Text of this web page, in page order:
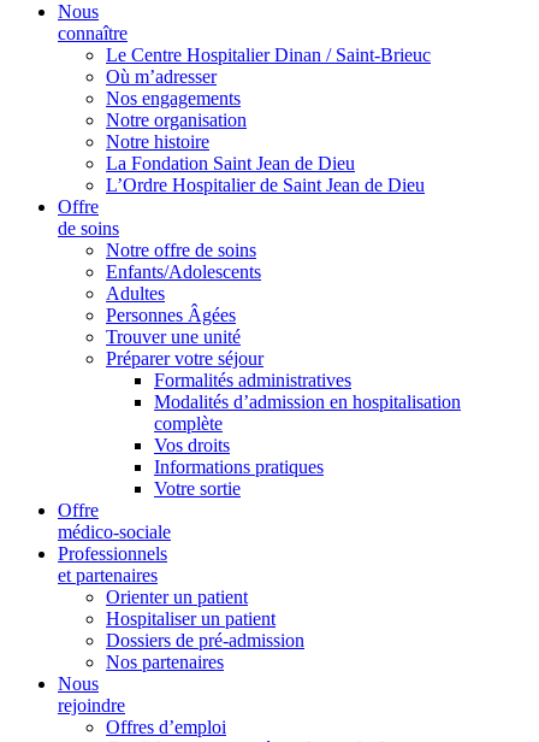
Nous
connaître
Le Centre Hospitalier Dinan / Saint-Brieuc
Où m’adresser
Nos engagements
Notre organisation
Notre histoire
La Fondation Saint Jean de Dieu
L’Ordre Hospitalier de Saint Jean de Dieu
Offre
de soins
Notre offre de soins
Enfants/Adolescents
Adultes
Personnes Âgées
Trouver une unité
Préparer votre séjour
Formalités administratives
Modalités d’admission en hospitalisation
complète
Vos droits
Informations pratiques
Votre sortie
Offre
médico-sociale
Professionnels
et partenaires
Orienter un patient
Hospitaliser un patient
Dossiers de pré-admission
Nos partenaires
Nous
rejoindre
Offres d’emploi